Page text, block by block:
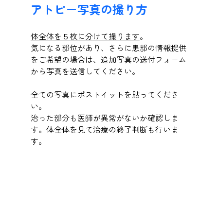
アトピー写真の撮り方
体全体を５枚に分けて撮ります。
気になる部位があり、さらに患部の情報提供
をご希望の場合は、追加写真の送付フォーム
から写真を送信してください。
全ての写真にポストイットを貼ってくださ
い。
治った部分も医師が異常がないか確認しま
す。体全体を見て治療の終了判断も行いま
す。